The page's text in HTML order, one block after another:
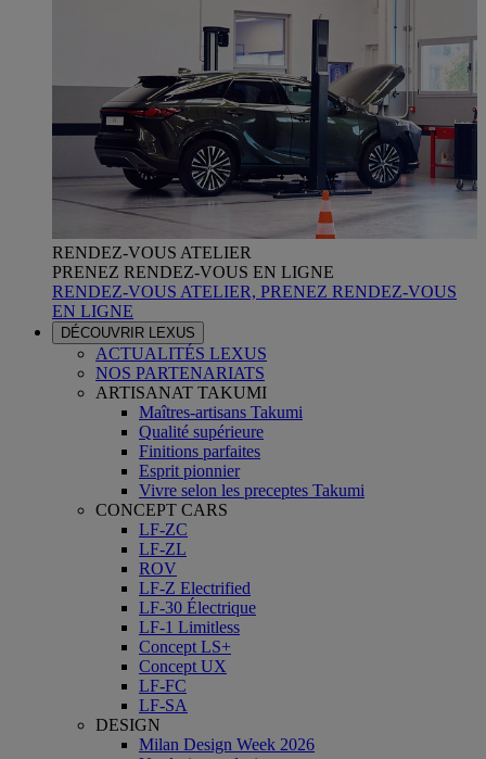
RENDEZ-VOUS ATELIER
PRENEZ RENDEZ-VOUS EN LIGNE
RENDEZ-VOUS ATELIER, PRENEZ RENDEZ-VOUS
EN LIGNE
DÉCOUVRIR LEXUS
ACTUALITÉS LEXUS
NOS PARTENARIATS
ARTISANAT TAKUMI
Maîtres-artisans Takumi
Qualité supérieure
Finitions parfaites
Esprit pionnier
Vivre selon les preceptes Takumi
CONCEPT CARS
LF-ZC
LF-ZL
ROV
LF-Z Electrified
LF-30 Électrique
LF-1 Limitless
Concept LS+
Concept UX
LF-FC
LF-SA
DESIGN
Milan Design Week 2026